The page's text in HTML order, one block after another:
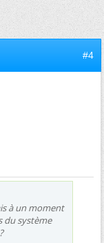
#4
à un moment
du système